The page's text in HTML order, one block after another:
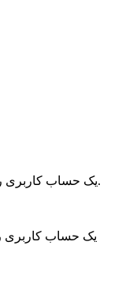
یک حساب کاربری رایگان برای ذخیره آیتم‌های محبوب ایجاد کنید.
یک حساب کاربری